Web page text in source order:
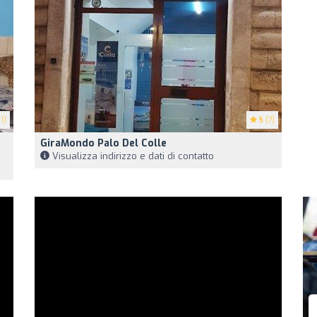
5 (7)
GiraMondo Palo Del Colle
Visualizza indirizzo e dati di contatto